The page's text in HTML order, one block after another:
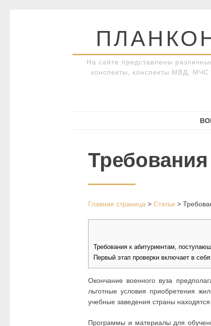
На сайте представлены
конспекты, конспекты МВД, МЧС
Главная страница > Статьи >
Требования к абитуриентам,
Первый этап проверки включает в себя:
Окончание военного вуза
льготные условия приобретения
учебные заведения страны
Программы и материалы для